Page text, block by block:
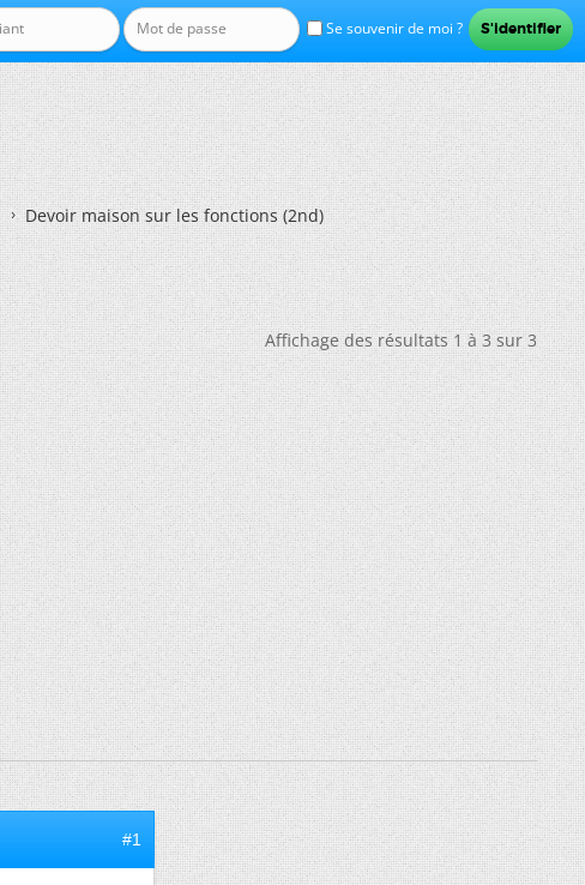
Se souvenir de moi ?
Devoir maison sur les fonctions (2nd)
Affichage des résultats 1 à 3 sur 3
#1